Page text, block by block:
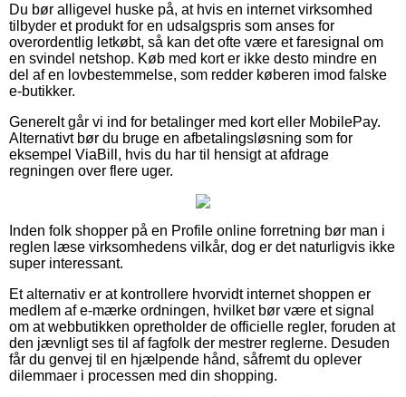
Du bør alligevel huske på, at hvis en internet virksomhed
tilbyder et produkt for en udsalgspris som anses for
overordentlig letkøbt, så kan det ofte være et faresignal om
en svindel netshop. Køb med kort er ikke desto mindre en
del af en lovbestemmelse, som redder køberen imod falske
e-butikker.
Generelt går vi ind for betalinger med kort eller MobilePay.
Alternativt bør du bruge en afbetalingsløsning som for
eksempel ViaBill, hvis du har til hensigt at afdrage
regningen over flere uger.
Inden folk shopper på en Profile online forretning bør man i
reglen læse virksomhedens vilkår, dog er det naturligvis ikke
super interessant.
Et alternativ er at kontrollere hvorvidt internet shoppen er
medlem af e-mærke ordningen, hvilket bør være et signal
om at webbutikken opretholder de officielle regler, foruden at
den jævnligt ses til af fagfolk der mestrer reglerne. Desuden
får du genvej til en hjælpende hånd, såfremt du oplever
dilemmaer i processen med din shopping.